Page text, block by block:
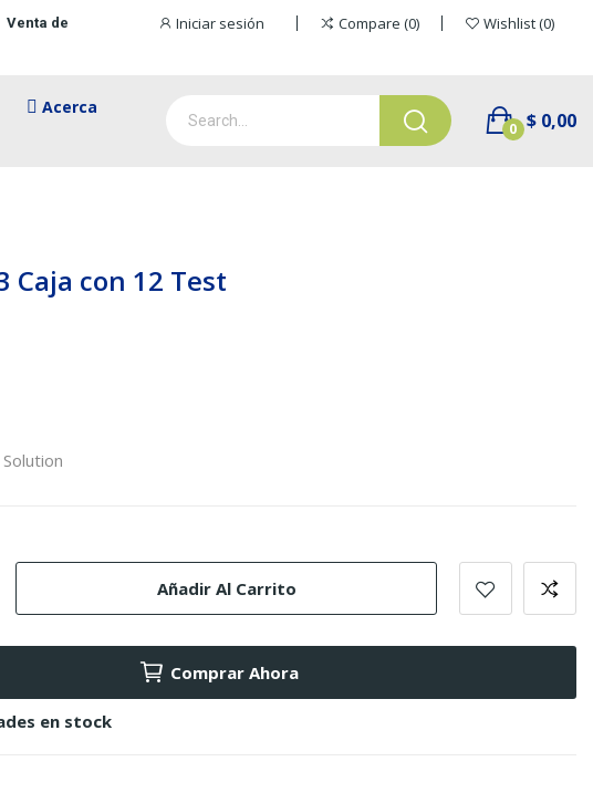
Venta de
Iniciar sesión Compare 0 Wishlist 0
Acerca
$ 0,00
0
Caja con 12 Test
Añadir Al Carrito
Comprar Ahora
en stock